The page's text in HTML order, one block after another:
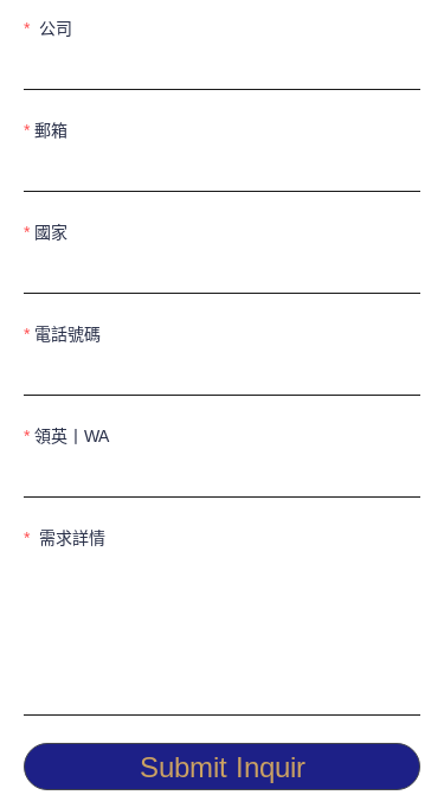
公司
郵箱
國家
電話號碼
領英丨WA
需求詳情
Submit Inquir